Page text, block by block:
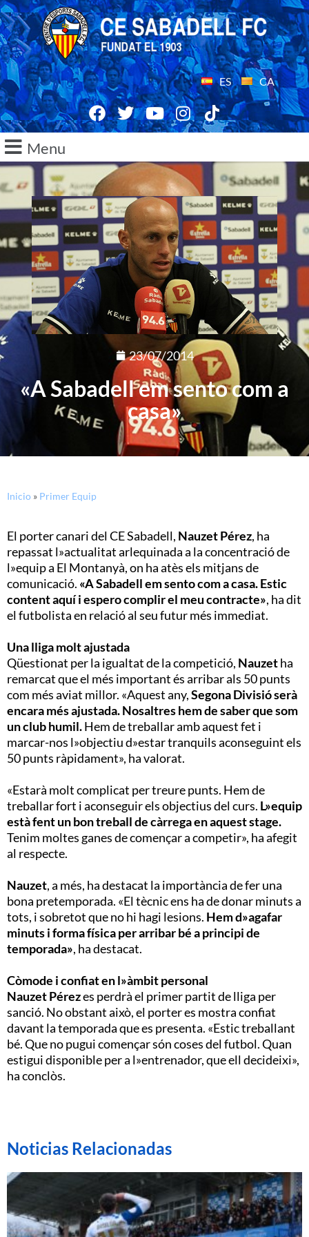
ES CA
Menu
23/07/2014
«A Sabadell em sento com a
casa»
Inicio » Primer Equip
El porter canari del CE Sabadell, Nauzet Pérez, ha
repassat l»actualitat arlequinada a la concentració de
l»equip a El Montanyà, on ha atès els mitjans de
comunicació. «A Sabadell em sento com a casa. Estic
content aquí i espero complir el meu contracte», ha dit
el futbolista en relació al seu futur més immediat.
Una lliga molt ajustada
Qüestionat per la igualtat de la competició, Nauzetha
remarcat que el més important és arribar als 50 punts
com més aviat millor. «Aquest any,Segona Divisió serà
encara més ajustada. Nosaltres hem de saber que som
un club humil.Hem de treballar amb aquest fet i
marcar-nos l»objectiu d»estar tranquils aconseguint els
50 punts ràpidament», ha valorat.
«Estarà molt complicat per treure punts. Hem de
treballar fort i aconseguir els objectius del curs. L»equip
està fent un bon treball de càrrega en aquest stage.
Tenim moltes ganes de començar a competir», ha afegit
al respecte.
Nauzet, a més, ha destacat la importància de fer una
bona pretemporada. «El tècnic ens ha de donar minuts a
tots, i sobretot que no hi hagi lesions. Hem d»agafar
minuts i forma física per arribar bé a principi de
temporada», ha destacat.
Còmode i confiat en l»àmbit personal
Nauzet Pérezes perdrà el primer partit de lliga per
sanció. No obstant això, el porter es mostra confiat
davant la temporada que es presenta. «Estic treballant
bé. Que no pugui començar són coses del futbol. Quan
estigui disponible per a l»entrenador, que ell decideixi»,
ha conclòs.
Noticias Relacionadas